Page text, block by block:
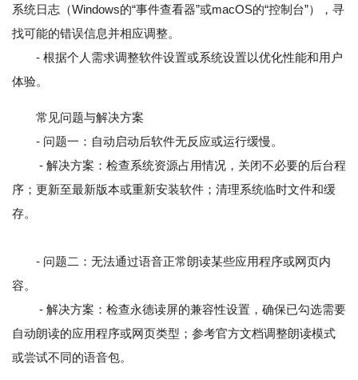
系统日志（Windows的“事件查看器”或macOS的“控制台”），寻
找可能的错误信息并相应调整。
- 根据个人需求调整软件设置或系统设置以优化性能和用户
体验。
常见问题与解决方案
- 问题一：自动启动后软件无反应或运行缓慢。
- 解决方案：检查系统资源占用情况，关闭不必要的后台程
序；更新至最新版本或重新安装软件；清理系统临时文件和缓
存。
- 问题二：无法通过语音正常朗读某些应用程序或网页内
容。
- 解决方案：检查永德读屏的兼容性设置，确保已勾选需要
自动朗读的应用程序或网页类型；参考官方文档调整朗读模式
或尝试不同的语音包。